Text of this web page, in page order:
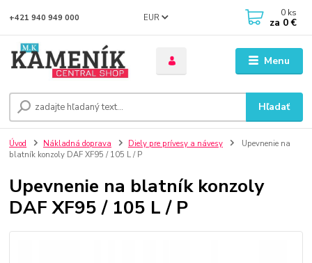
Menu
EUR
Hľadať
+421 940 949 000 0 ks
za 0 €
Úvod Nákladná doprava Diely pre prívesy a návesy
Upevnenie na
blatník konzoly DAF XF95 / 105 L / P
Upevnenie na blatník konzoly
DAF XF95 / 105 L / P